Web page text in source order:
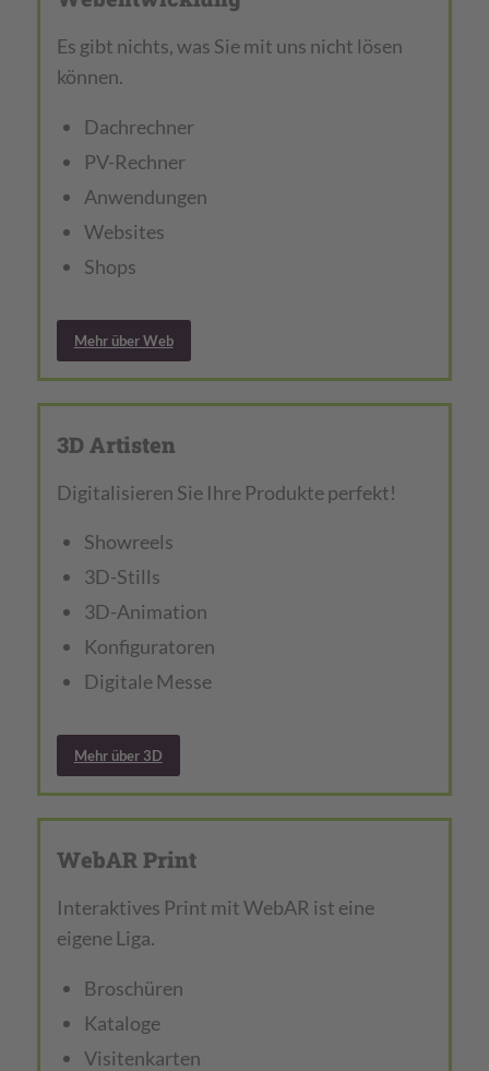
Es gibt nichts, was Sie mit uns nicht lösen
können.
Dachrechner
PV-Rechner
Anwendungen
Websites
Shops
Mehr über Web
3D Artisten
Digitalisieren Sie Ihre Produkte perfekt!
Showreels
3D-Stills
3D-Animation
Konfiguratoren
Digitale Messe
Mehr über 3D
WebAR Print
Interaktives Print mit WebAR ist eine
eigene Liga.
Broschüren
Kataloge
Visitenkarten